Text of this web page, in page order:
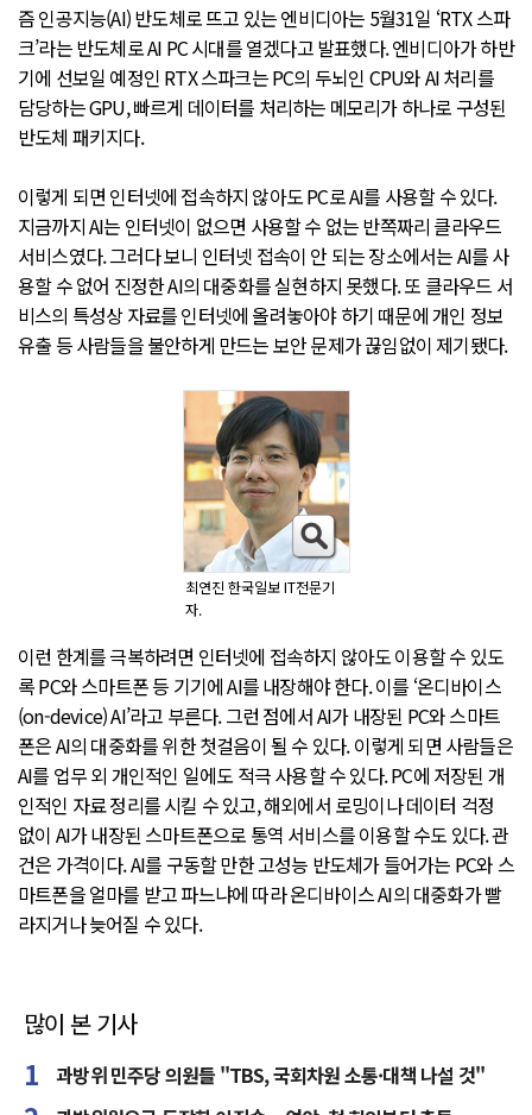
즘 인공지능(AI) 반도체로 뜨고 있는 엔비디아는 5월31일 ‘RTX 스파
크’라는 반도체로 AI PC 시대를 열겠다고 발표했다. 엔비디아가 하반
기에 선보일 예정인 RTX 스파크는 PC의 두뇌인 CPU와 AI 처리를
담당하는 GPU, 빠르게 데이터를 처리하는 메모리가 하나로 구성된
반도체 패키지다.
이렇게 되면 인터넷에 접속하지 않아도 PC로 AI를 사용할 수 있다.
지금까지 AI는 인터넷이 없으면 사용할 수 없는 반쪽짜리 클라우드
서비스였다. 그러다 보니 인터넷 접속이 안 되는 장소에서는 AI를 사
용할 수 없어 진정한 AI의 대중화를 실현하지 못했다. 또 클라우드 서
비스의 특성상 자료를 인터넷에 올려놓아야 하기 때문에 개인 정보
유출 등 사람들을 불안하게 만드는 보안 문제가 끊임없이 제기됐다.
최연진 한국일보 IT전문기
자.
이런 한계를 극복하려면 인터넷에 접속하지 않아도 이용할 수 있도
록 PC와 스마트폰 등 기기에 AI를 내장해야 한다. 이를 ‘온디바이스
(on-device) AI’라고 부른다. 그런 점에서 AI가 내장된 PC와 스마트
폰은 AI의 대중화를 위한 첫걸음이 될 수 있다. 이렇게 되면 사람들은
AI를 업무 외 개인적인 일에도 적극 사용할 수 있다. PC에 저장된 개
인적인 자료 정리를 시킬 수 있고, 해외에서 로밍이나 데이터 걱정
없이 AI가 내장된 스마트폰으로 통역 서비스를 이용할 수도 있다. 관
건은 가격이다. AI를 구동할 만한 고성능 반도체가 들어가는 PC와 스
마트폰을 얼마를 받고 파느냐에 따라 온디바이스 AI의 대중화가 빨
라지거나 늦어질 수 있다.
많이 본 기사
과방위 민주당 의원들 "TBS, 국회차원 소통·대책 나설 것"